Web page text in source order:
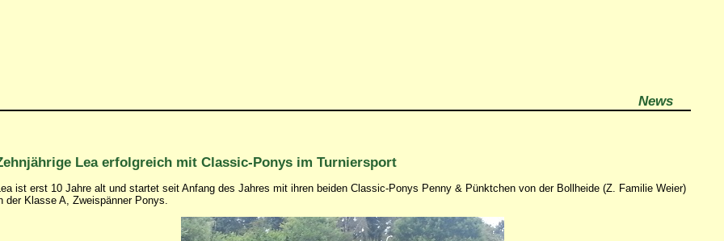
News
Lea erfolgreich mit Classic-Ponys im Turniersport
ist erst 10 Jahre alt und startet seit Anfang des Jahres mit ihren beiden Classic-Ponys Penny & Pünktchen von der Bollheide (Z. Familie Weier)
der Klasse A, Zweispänner Ponys.